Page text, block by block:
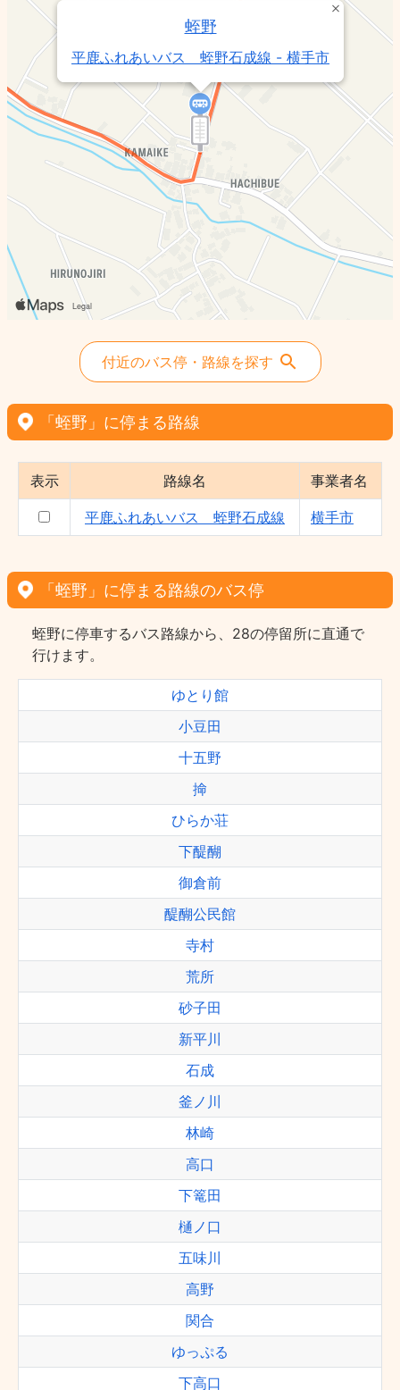
蛭野
平鹿ふれあいバス 蛭野石成線 - 横手市
付近のバス停・路線を探す
「蛭野」に停まる路線
表示 路線名 事業者名
平鹿ふれあいバス 蛭野石成線 横手市
「蛭野」に停まる路線のバス停
蛭野に停車するバス路線から、28の停留所に直通で
行けます。
ゆとり館
小豆田
十五野
掵
ひらか荘
下醍醐
御倉前
醍醐公民館
寺村
荒所
砂子田
新平川
石成
釜ノ川
林崎
高口
下篭田
樋ノ口
五味川
高野
関合
ゆっぷる
下高口